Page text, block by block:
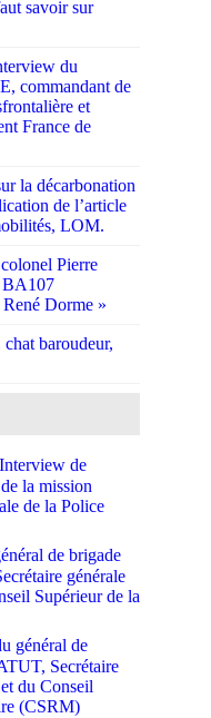
savoir sur
du
commandant de
et
France de
la décarbonation
de l’article
LOM.
Pierre
BA107
Dorme »
baroudeur,
Interview de
la mission
de la Police
de brigade
générale
Supérieur de la
général de
Secrétaire
du Conseil
(CSRM)